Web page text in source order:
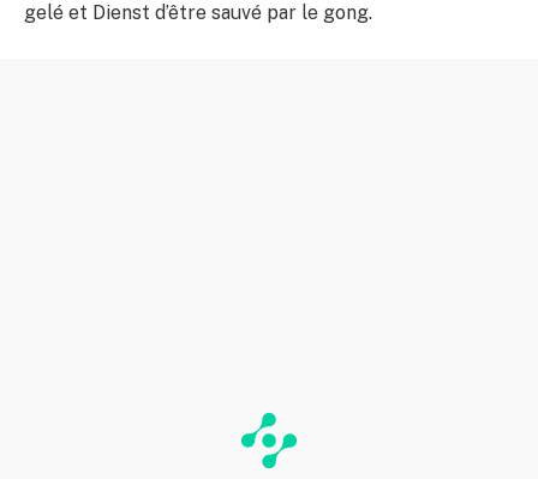
gelé et Dienst d’être sauvé par le gong.